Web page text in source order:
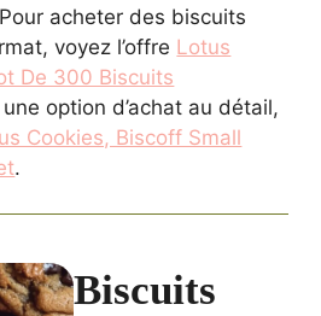
acheter des biscuits
voyez l’offre Lotus
De 300 Biscuits
option d’achat au détail,
Cookies, Biscoff Small
.
Biscuits